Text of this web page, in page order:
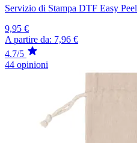
Servizio di Stampa DTF Easy Peel
9,95 €
A partire da: 7,96 €
4.7/5
44 opinioni